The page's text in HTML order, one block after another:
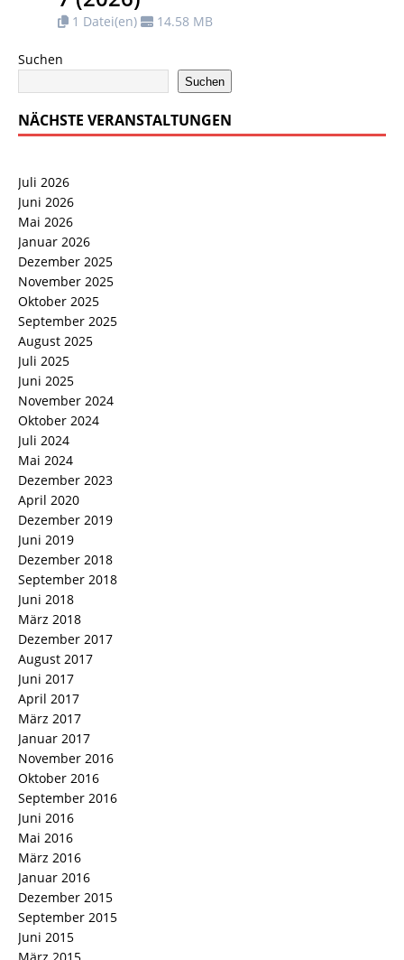
1 Datei(en) 14.58 MB
Suchen
Suchen
NÄCHSTE VERANSTALTUNGEN
Juli 2026
Juni 2026
Mai 2026
Januar 2026
Dezember 2025
November 2025
Oktober 2025
September 2025
August 2025
Juli 2025
Juni 2025
November 2024
Oktober 2024
Juli 2024
Mai 2024
Dezember 2023
April 2020
Dezember 2019
Juni 2019
Dezember 2018
September 2018
Juni 2018
März 2018
Dezember 2017
August 2017
Juni 2017
April 2017
März 2017
Januar 2017
November 2016
Oktober 2016
September 2016
Juni 2016
Mai 2016
März 2016
Januar 2016
Dezember 2015
September 2015
Juni 2015